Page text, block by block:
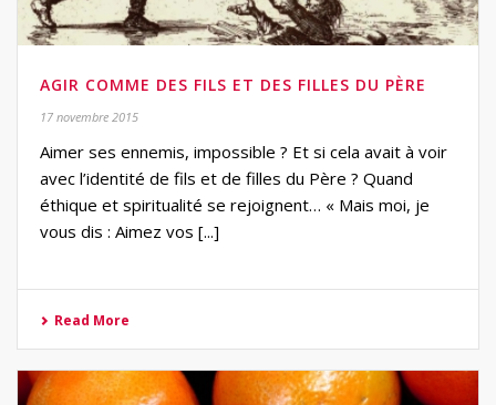
AGIR COMME DES FILS ET DES FILLES DU PÈRE
17 novembre 2015
Aimer ses ennemis, impossible ? Et si cela avait à voir
avec l’identité de fils et de filles du Père ? Quand
éthique et spiritualité se rejoignent… « Mais moi, je
vous dis : Aimez vos [...]
Read More